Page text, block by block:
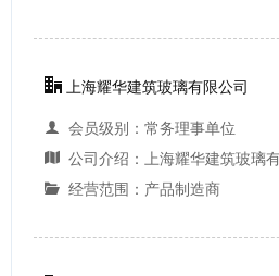
上海耀华建筑玻璃有限公司
会员级别：常务理事单位
公司介绍：上海耀华建筑玻璃有限公司成立于1995年，诞生于具有五十年玻璃生产历史的国家大型企业——上海耀华玻璃厂内。它继承和发扬了上海耀华玻璃
经营范围：产品制造商